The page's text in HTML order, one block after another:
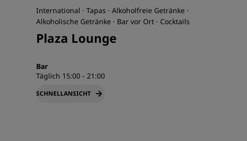
International · Tapas · Alkoholfreie Getränke ·
Alkoholische Getränke · Bar vor Ort · Cocktails
Plaza Lounge
Bar
Täglich 15:00 - 21:00
SCHNELLANSICHT